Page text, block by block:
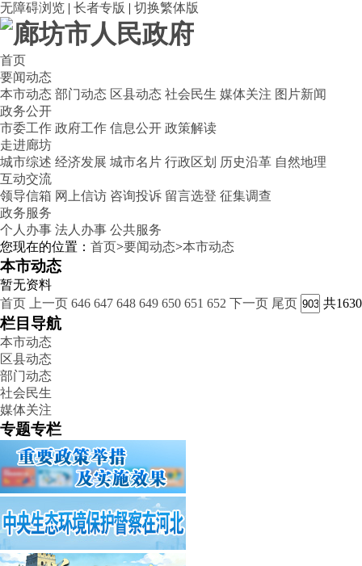
无障碍浏览 | 长者专版 | 切换繁体版
首页
要闻动态
本市动态 部门动态 区县动态 社会民生 媒体关注 图片新闻
政务公开
市委工作 政府工作 信息公开 政策解读
走进廊坊
城市综述 经济发展 城市名片 行政区划 历史沿革 自然地理
互动交流
领导信箱 网上信访 咨询投诉 留言选登 征集调查
政务服务
个人办事 法人办事 公共服务
您现在的位置： 首页>要闻动态>本市动态
本市动态
暂无资料
首页
上一页 646 647 648 649 650 651 652 下一页 尾页 共
栏目导航
本市动态
区县动态
部门动态
社会民生
媒体关注
专题专栏